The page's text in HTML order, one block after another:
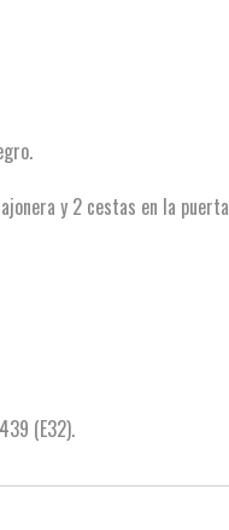
y 2 cestas en la
(E32).